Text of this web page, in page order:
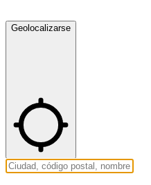
Geolocalizarse